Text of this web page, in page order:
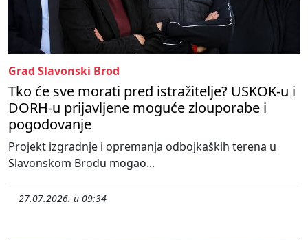
Grad Slavonski Brod
Tko će sve morati pred istražitelje? USKOK-u i
DORH-u prijavljene moguće zlouporabe i
pogodovanje
Projekt izgradnje i opremanja odbojkaških terena u
Slavonskom Brodu mogao...
27.07.2026. u 09:34